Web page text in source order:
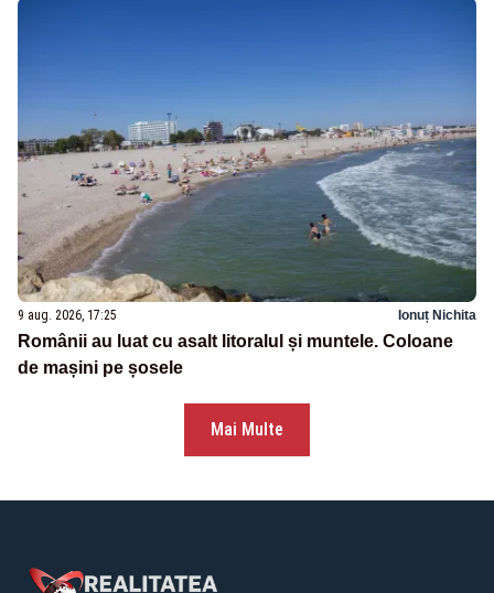
9 aug. 2026, 17:25 Ionuț Nichita
Românii au luat cu asalt litoralul și muntele. Coloane
de mașini pe șosele
Mai Multe